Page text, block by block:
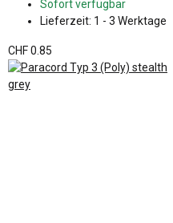
Sofort verfügbar
Lieferzeit: 1 - 3 Werktage
CHF 0.85